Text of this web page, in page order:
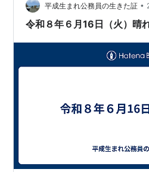
平成生まれ公務員の生きた証 •
令和８年６月16日（火）晴